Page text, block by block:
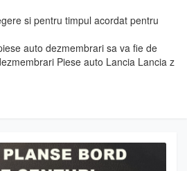
si pentru timpul acordat pentru
auto dezmembrari sa va fie de
Piese auto Lancia Lancia z